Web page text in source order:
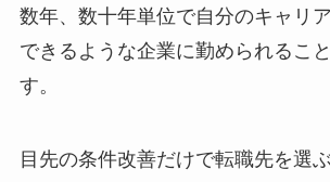
数年、数十年単位で自分のキャリ
できるような企業に勤められるこ
す。
目先の条件改善だけで転職先を選